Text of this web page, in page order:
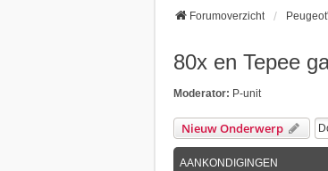
Forumoverzicht
80x en Tepee
Moderator: P-unit
Nieuw Onderwerp
AANKONDIGINGEN